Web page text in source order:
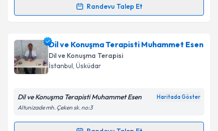
kapsamda işlenmesini kabul ediyorum.
Randevu Talep Et
Randevu Takvimi Talebi
Dil ve Konuşma Terapisti Nilay Gedikiçin randevu
takvimi talebi oluşturun. Size bu uzmandan randevu
almanız için bir takvim hazırlandığında e-posta ile
bilgilendireceğiz.
Dil ve Konuşma Terapisti Muhammet Esen
Dil ve Konuşma Terapisi
İstanbul, Üsküdar
Dil ve Konuşma Terapisti Muhammet Esen Haritada Göster
Altunizade mh. Çeken sk. no:3